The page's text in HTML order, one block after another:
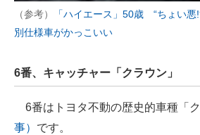
（参考）
「ハイエース」50歳 “ちょい悪
別仕様車がかっこいい
6番、キャッチャー「クラウン」
6番はトヨタ不動の歴史的車種「ク
事） です。